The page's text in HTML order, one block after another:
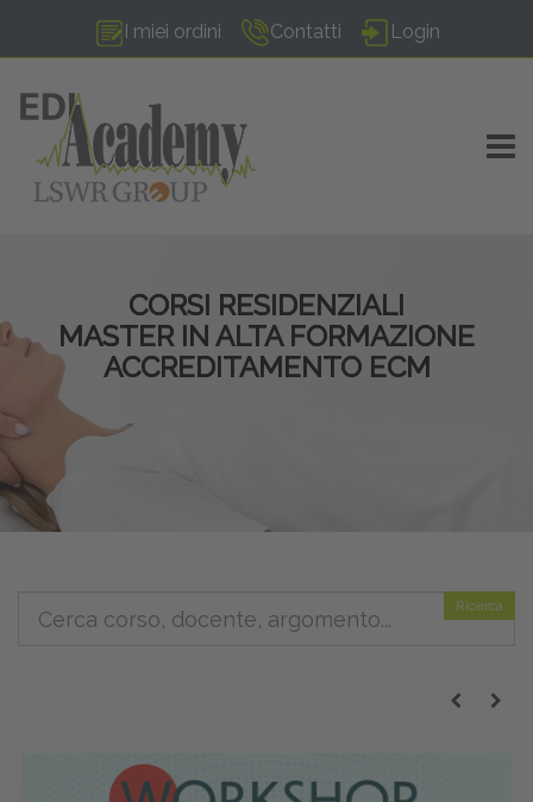
I miei ordini Contatti Login
CORSI RESIDENZIALI
MASTER IN ALTA FORMAZIONE
ACCREDITAMENTO ECM
Ricerca